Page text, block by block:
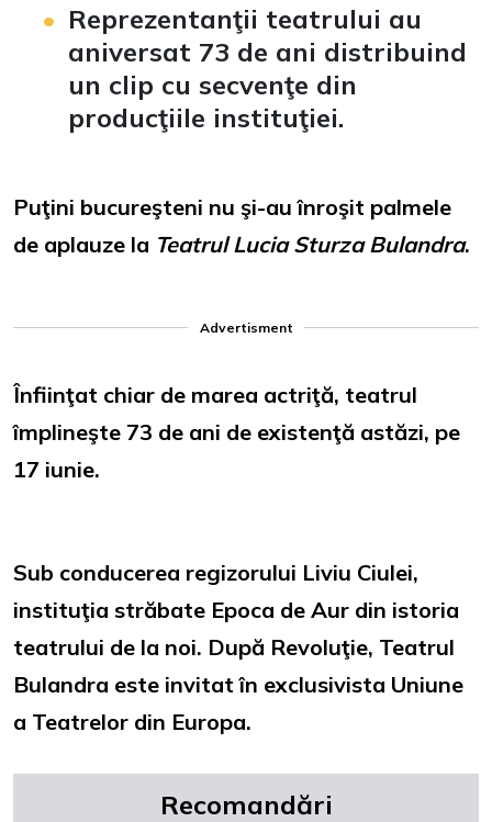
Reprezentanţii teatrului au
aniversat 73 de ani distribuind
un clip cu secvenţe din
producţiile instituţiei.
Puţini bucureşteni nu şi-au înroşit palmele
de aplauze la Teatrul Lucia Sturza Bulandra.
Advertisment
Înfiinţat chiar de marea actriţă, teatrul
împlineşte 73 de ani de existenţă astăzi, pe
17 iunie.
Sub conducerea regizorului Liviu Ciulei,
instituţia străbate Epoca de Aur din istoria
teatrului de la noi. După Revoluţie, Teatrul
Bulandra este invitat în exclusivista Uniune
a Teatrelor din Europa.
Recomandări